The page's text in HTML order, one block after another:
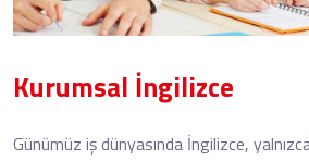
Kurumsal İngilizce
Günümüz iş dünyasında İngilizce,